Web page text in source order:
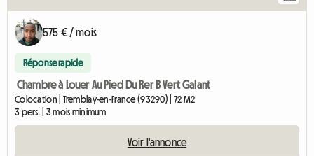
575 € / mois
Réponse rapide
Chambre à Louer Au Pied Du Rer B Vert Galant
Colocation | Tremblay-en-France (93290) | 72 M2
3 pers. | 3 mois minimum
Voir l'annonce